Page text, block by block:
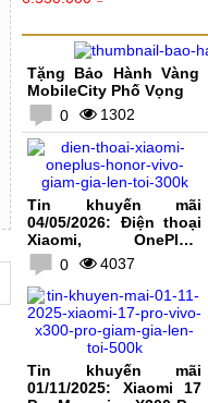
Tặng Bảo Hành
MobileCity Phố Vọng
0
1302
Tin khuyến mãi
04/05/2026: Điện thoại
Xiaomi, OnePlus,
HONOR, vivo giảm giá
lên tới 300K
0 4037
Tin khuyến mãi
01/11/2025: Xiaomi 17